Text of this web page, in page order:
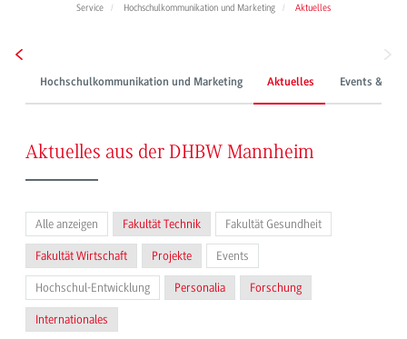
Service Hochschulkommunikation und Marketing Aktuelles
Hochschulkommunikation und Marketing Aktuelles Events &
Aktuelles aus der DHBW Mannheim
Alle anzeigen Fakultät Technik Fakultät Gesundheit
Fakultät Wirtschaft Projekte Events
Hochschul-Entwicklung Personalia Forschung
Internationales